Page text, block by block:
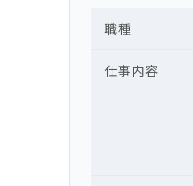
職種
仕事内容